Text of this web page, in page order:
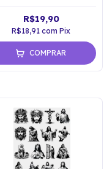
R$19,90
R$18,91com Pix
COMPRAR